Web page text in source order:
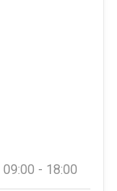
09:00 - 18:00